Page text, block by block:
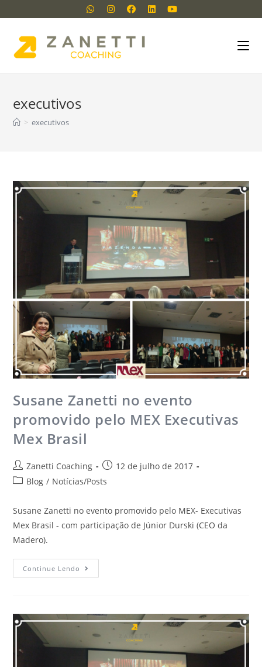
executivos
> executivos
Susane Zanetti no evento
promovido pelo MEX Executivas
Mex Brasil
Zanetti Coaching
12 de julho de 2017
Blog / Notícias/Posts
Susane Zanetti no evento promovido pelo MEX- Executivas
Mex Brasil - com participação de Júnior Durski (CEO da
Madero).
Continue Lendo